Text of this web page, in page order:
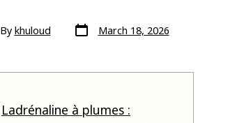
By khuloud March 18, 2026
Ladrénaline à plumes :